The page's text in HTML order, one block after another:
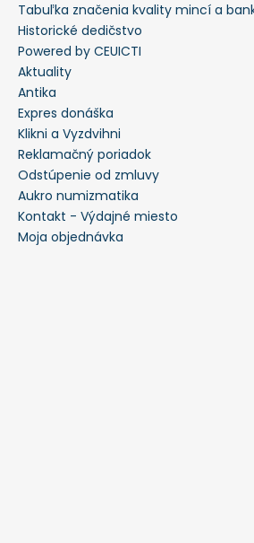
Tabuľka značenia kvality mincí a
Historické dedičstvo
Powered by CEUICTI
Aktuality
Antika
Expres donáška
Klikni a Vyzdvihni
Reklamačný poriadok
Odstúpenie od zmluvy
Aukro numizmatika
Kontakt - Výdajné miesto
Moja objednávka